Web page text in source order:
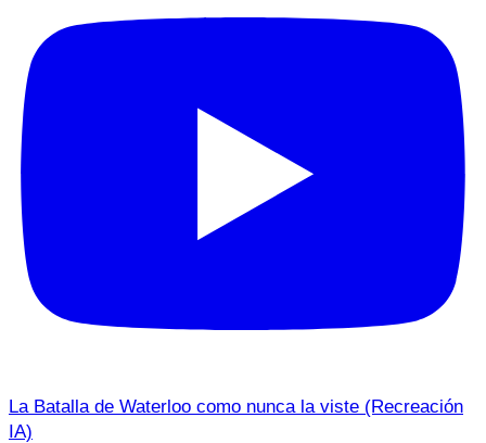
La Batalla de Waterloo como nunca la viste (Recreación
IA)